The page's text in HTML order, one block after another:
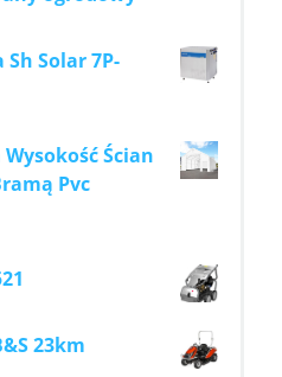
Solar 7P-
Ścian
Pvc
23km